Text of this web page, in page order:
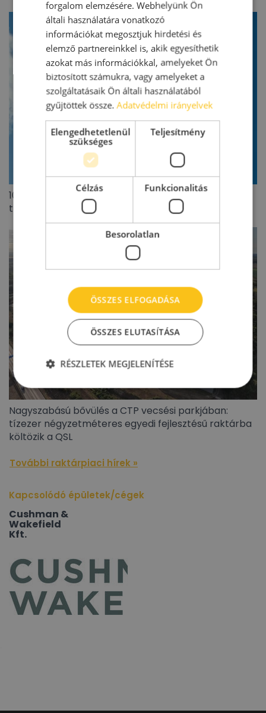
100 millió eurót meghaladó lengyel ingatlanpiaci
tranzakciót zárt az Appeninn
Nagyszabású bővülés a CTP vecsési parkjában:
tízezer négyzetméteres egyedi fejlesztésű raktárba
költözik a QSL
További raktárpiaci hírek »
Kapcsolódó épületek/cégek
Cushman &
Wakefield
Kft.
forgalom elemzésére. Webhelyünk Ön
általi használatára vonatkozó
információkat megosztjuk hirdetési és
elemző partnereinkkel is, akik egyesíthetik
azokat más információkkal, amelyeket Ön
biztosított számukra, vagy amelyeket a
szolgáltatásaik Ön általi használatából
gyűjtöttek össze.Adatvédelmi irányelvek
Elengedhetetlenül
szükséges
Teljesítmény
Célzás Funkcionalitás
Besorolatlan
ÖSSZES ELFOGADÁSA
ÖSSZES ELUTASÍTÁSA
RÉSZLETEK MEGJELENÍTÉSE